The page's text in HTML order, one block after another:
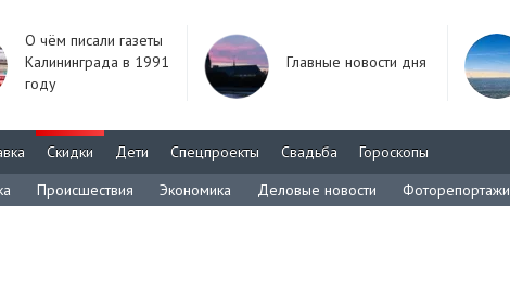
О чём писали газеты
Калининграда в 1991
году
Главные новости дня
Скидки Дети Спецпроекты Свадьба
Гороскопы
Происшествия Экономика Деловые новости Фоторепортажи